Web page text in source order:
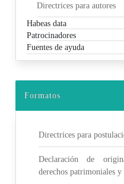
Directrices para autores
Habeas data
Patrocinadores
Fuentes de ayuda
Formatos
Directrices para
Declaración de
derechos patrimoniales